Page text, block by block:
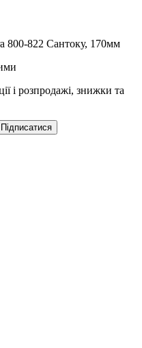
800-822 Сантоку, 170мм
і розпродажі, знижки та
Підписатися